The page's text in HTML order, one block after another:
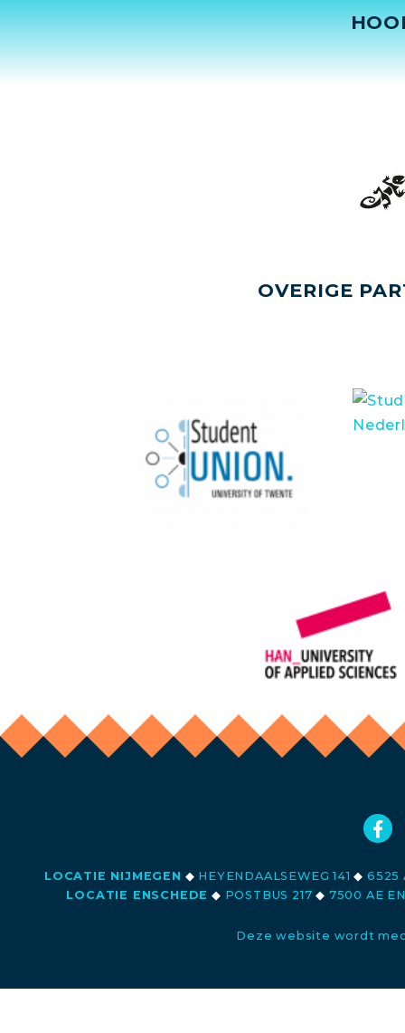
OVERIGE
LOCATIE NIJMEGEN ◆ HEYENDAALSEWEG 141◆ 6525
LOCATIE ENSCHEDE ◆ POSTBUS 217◆ 7500 AE
Deze website wordt